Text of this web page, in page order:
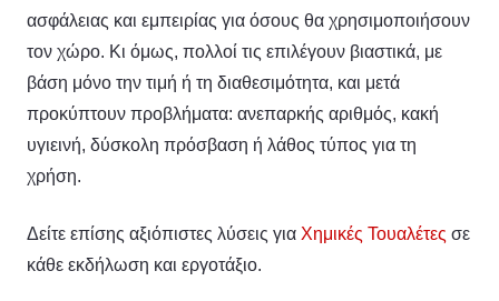
ασφάλειας και εμπειρίας για όσους θα χρησιμοποιήσουν
τον χώρο. Κι όμως, πολλοί τις επιλέγουν βιαστικά, με
βάση μόνο την τιμή ή τη διαθεσιμότητα, και μετά
προκύπτουν προβλήματα: ανεπαρκής αριθμός, κακή
υγιεινή, δύσκολη πρόσβαση ή λάθος τύπος για τη
χρήση.
Δείτε επίσης αξιόπιστες λύσεις για Χημικές Τουαλέτες σε
κάθε εκδήλωση και εργοτάξιο.